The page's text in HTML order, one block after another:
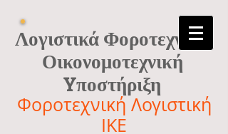
Λογιστικά Φοροτεχνικά
Οικονομοτεχνική
Yποστήριξη
Φοροτεχνική Λογιστική
ΙΚΕ